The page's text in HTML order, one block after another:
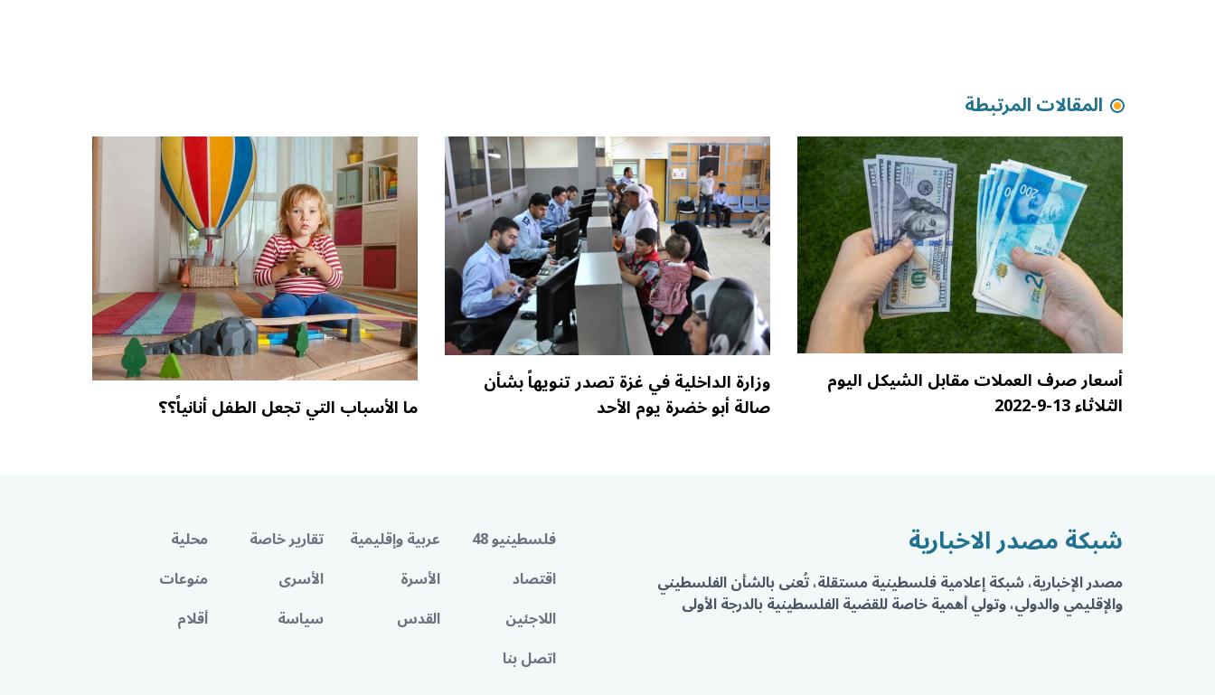
المقالات المرتبطة
أسعار صرف العملات مقابل الشيكل اليوم
الثلاثاء 13-9-2022
وزارة الداخلية في غزة تصدر تنويهاً بشأن
صالة أبو خضرة يوم الأحد ما الأسباب التي تجعل الطفل أنانياً؟؟
شبكة مصدر الاخبارية
مصدر الإخبارية، شبكة إعلامية فلسطينية مستقلة، تُعنى بالشأن الفلسطيني
والإقليمي والدولي، وتولي أهمية خاصة للقضية الفلسطينية بالدرجة الأولى
فلسطينيو 48 عربية وإقليمية تقارير خاصة
محلية
اقتصاد
الأسرة الأسرى
منوعات
اللاجئين
القدس سياسة
أقلام
اتصل بنا